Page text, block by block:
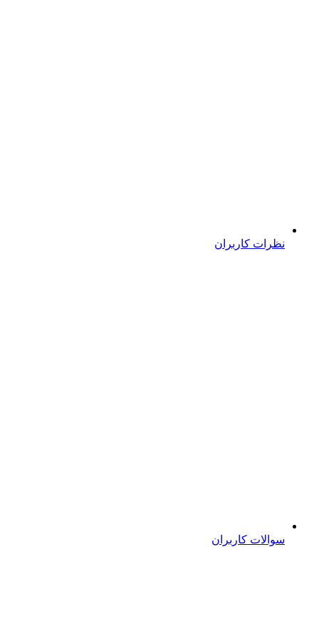
نظرات کاربران
سوالات کاربران